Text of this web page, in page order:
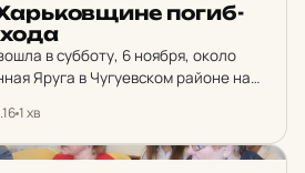
по­гиб­
в субботу, 6 ноября, около
Яруга в Чугуевском районе на
Hyundai сбил пешехода, который
1 хв